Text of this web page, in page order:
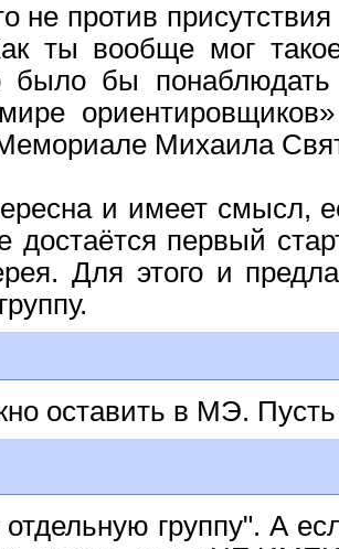
не против
ты вообще мог
было бы
Михаила
и имеет смысл,
достаётся первый
Для этого и
оставить в МЭ. Пусть
группу". А